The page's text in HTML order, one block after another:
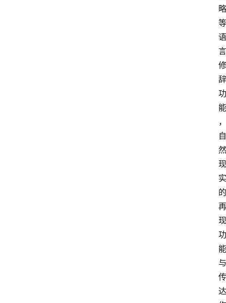
略
等
语
言
修
辞
功
能
，
自
然
现
实
的
再
现
功
能
与
传
达